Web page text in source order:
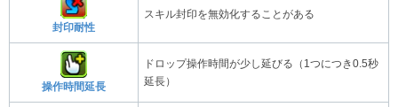
封印耐性
スキル封印を無効化することがある
操作時間延長
ドロップ操作時間が少し延びる（1つにつき0.5秒
延長）